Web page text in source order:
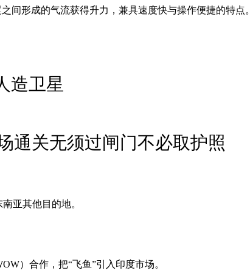
间形成的气流获得升力，兼具速度快与操作便捷的特点
造卫星
通关无须过闸门不必取护照
亚其他目的地。
）合作，把“飞鱼”引入印度市场。